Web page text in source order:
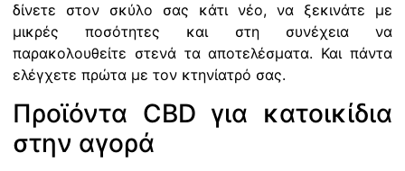
δίνετε στον σκύλο σας κάτι νέο, να ξεκινάτε με
μικρές ποσότητες και στη συνέχεια να
παρακολουθείτε στενά τα αποτελέσματα. Και πάντα
ελέγχετε πρώτα με τον κτηνίατρό σας.
Προϊόντα CBD για κατοικίδια
στην αγορά